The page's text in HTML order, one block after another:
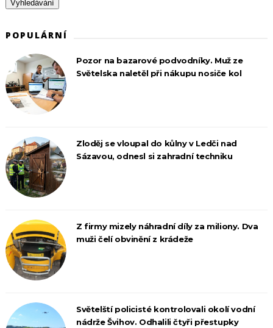
POPULÁRNÍ
Pozor na bazarové podvodníky. Muž ze
Světelska naletěl při nákupu nosiče kol
Zloděj se vloupal do kůlny v Ledči nad
Sázavou, odnesl si zahradní techniku
Z firmy mizely náhradní díly za miliony. Dva
muži čelí obvinění z krádeže
Světelští policisté kontrolovali okolí vodní
nádrže Švihov. Odhalili čtyři přestupky